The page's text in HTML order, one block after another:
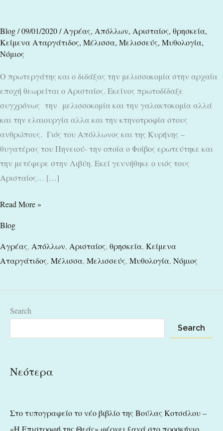
Blog/09/01/2020/Αγρέας, Απόλλων, Αρισταίος, θρησκεία,
Κείμενα Αταργάτιδος, Μέλισσα, Μελισσεύς, Μυθολογία,
Νόμιος
Ο πρωτεργάτης και ο διδάξας την μελισσοκομία στην αρχαία
εποχή θεωρείται ο Αρισταίος. Εκείνος πρωτοδίδαξε
συγχρόνως την μελισσοκομία και την γαλακτοκομία αλλά
και την ελαιουργία αλλα και την κτηνοτροφία στους
ανθρώπους. Γιός του Απόλλωνος και της Κυρήνης –
θυγατέρας του Πηνειού- την οποία ο Φοίβος ερωτεύτηκε και
την μετέφερε στην Λιβύη. Εκεί γεννήθηκε ο υιός τους
Αρισταίος… […]
Read More »
Blog
Αγρέας, Απόλλων, Αρισταίος, θρησκεία, Κείμενα
Αταργάτιδος, Μέλισσα, Μελισσεύς, Μυθολογία, Νόμιος
Search
Search
Νεότερα
Στο τυπογραφείο το νέο βιβλίο της Βούλας Κοτσάλου –
«Η Επιστροφή της Θεάς» φέρνει ξανά στο προσκήνιο